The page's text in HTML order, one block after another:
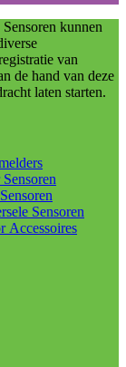
kunnen
van
de hand van deze
laten starten.
Sensoren
Accessoires